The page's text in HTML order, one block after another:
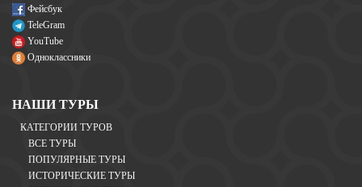
Фейсбук
TeleGram
YouTube
Одноклассники
НАШИ ТУРЫ
КАТЕГОРИИ ТУРОВ
ВСЕ ТУРЫ
ПОПУЛЯРНЫЕ ТУРЫ
ИСТОРИЧЕСКИЕ ТУРЫ